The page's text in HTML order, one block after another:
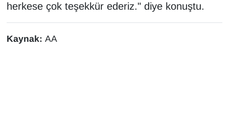
herkese çok teşekkür ederiz." diye konuştu.
Kaynak: AA